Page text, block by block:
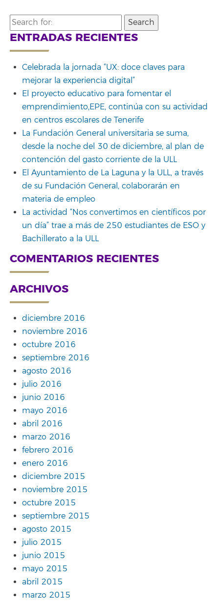
Search
for:
ENTRADAS RECIENTES
Celebrada la jornada “UX: doce claves para
mejorar la experiencia digital”
El proyecto educativo para fomentar el
emprendimiento,EPE, continúa con su actividad
en centros escolares de Tenerife
La Fundación General universitaria se suma,
desde la noche del 30 de diciembre, al plan de
contención del gasto corriente de la ULL
El Ayuntamiento de La Laguna y la ULL, a través
de su Fundación General, colaborarán en
materia de empleo
La actividad “Nos convertimos en científicos por
un día” trae a más de 250 estudiantes de ESO y
Bachillerato a la ULL
COMENTARIOS RECIENTES
ARCHIVOS
diciembre 2016
noviembre 2016
octubre 2016
septiembre 2016
agosto 2016
julio 2016
junio 2016
mayo 2016
abril 2016
marzo 2016
febrero 2016
enero 2016
diciembre 2015
noviembre 2015
octubre 2015
septiembre 2015
agosto 2015
julio 2015
junio 2015
mayo 2015
abril 2015
marzo 2015